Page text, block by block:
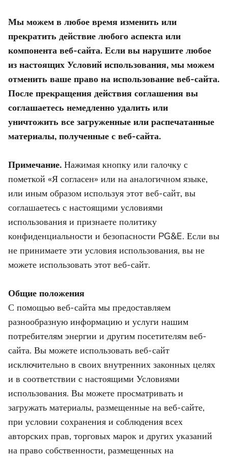
Мы можем в любое время изменить или
прекратить действие любого аспекта или
компонента веб-сайта. Если вы нарушите любое
из настоящих Условий использования, мы можем
отменить ваше право на использование веб-сайта.
После прекращения действия соглашения вы
соглашаетесь немедленно удалить или
уничтожить все загруженные или распечатанные
материалы, полученные с веб-сайта.
Примечание. Нажимая кнопку или галочку с
пометкой «Я согласен» или на аналогичном языке,
или иным образом используя этот веб-сайт, вы
соглашаетесь с настоящими условиями
использования и признаете политику
конфиденциальности и безопасности PG&E. Если вы
не принимаете эти условия использования, вы не
можете использовать этот веб-сайт.
Общие положения
С помощью веб-сайта мы предоставляем
разнообразную информацию и услуги нашим
потребителям энергии и другим посетителям веб-
сайта. Вы можете использовать веб-сайт
исключительно в своих внутренних законных целях
и в соответствии с настоящими Условиями
использования. Вы можете просматривать и
загружать материалы, размещенные на веб-сайте,
при условии сохранения и соблюдения всех
авторских прав, торговых марок и других указаний
на право собственности, размещенных на